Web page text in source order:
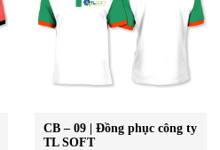
CB – 09 | Đồng phục công ty
TL SOFT